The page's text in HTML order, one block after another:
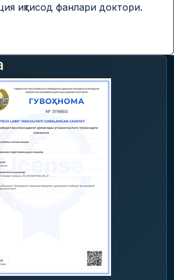
иқтисод фанлари доктори.